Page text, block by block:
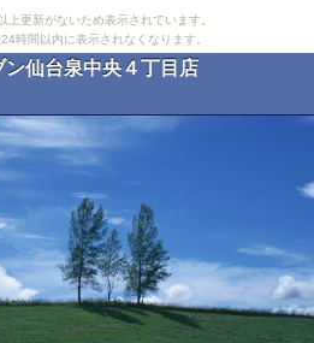
上更新がないため表示されています。
時間以内に表示されなくなります。
ン仙台泉中央４丁目店